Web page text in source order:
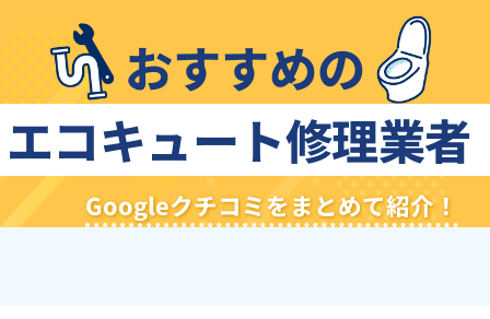
おすすめの
エコキュート修理業者
Googleクチコミをまとめて紹介！